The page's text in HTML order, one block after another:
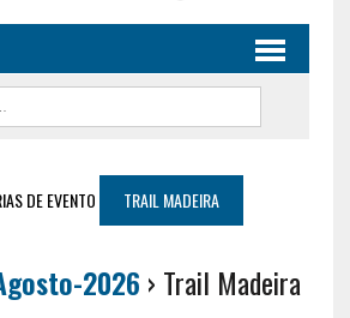
DE EVENTO TRAIL MADEIRA
2026 › Trail Madeira